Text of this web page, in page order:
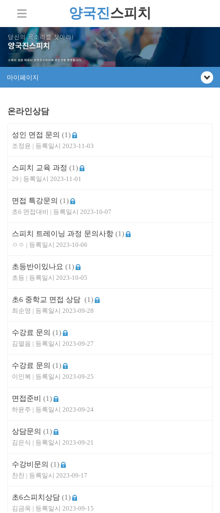
양국진스피치
마이페이지
온라인상담
성인 면접 문의 (1)
조정윤 2023-11-03
스피치 교육 과정 (1)
29 2023-11-01
면접 특강문의 (1)
초6 면접대비 2023-10-07
스피치 트레이닝 과정 문의사항 (1)
ㅇㅇ 2023-10-06
초등반이있나요 (1)
초등 2023-10-05
초6 중학교 면접 상담 (1)
최순영 2023-09-28
수강료 문의 (1)
김열음 2023-09-27
수강료 문의 (1)
이인복 2023-09-25
면접준비 (1)
하윤주 2023-09-24
상담문의 (1)
김은식 2023-09-21
수강비문의 (1)
찬찬 2023-09-17
초6스피치상담 (1)
김금옥 2023-09-15